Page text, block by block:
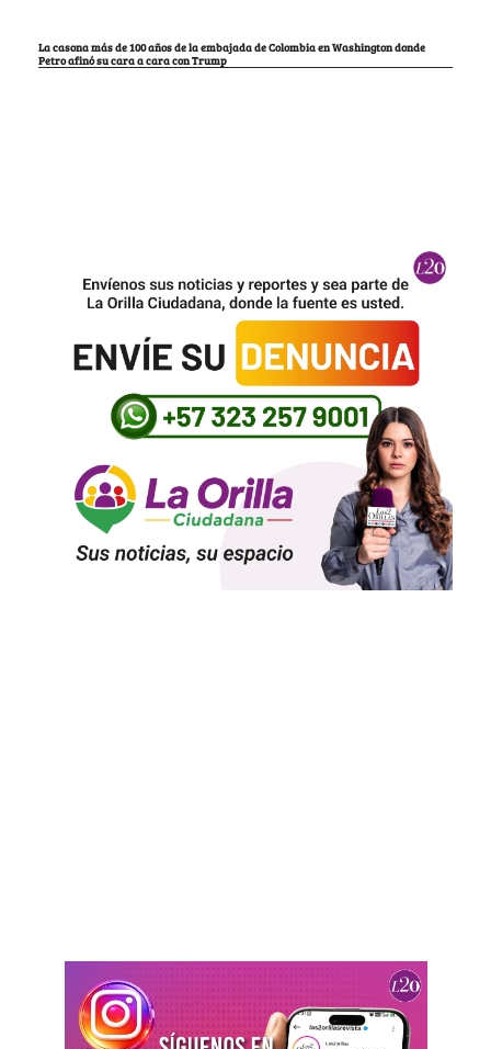
La casona más de 100 años de la embajada de Colombia en Washington donde
Petro afinó su cara a cara con Trump